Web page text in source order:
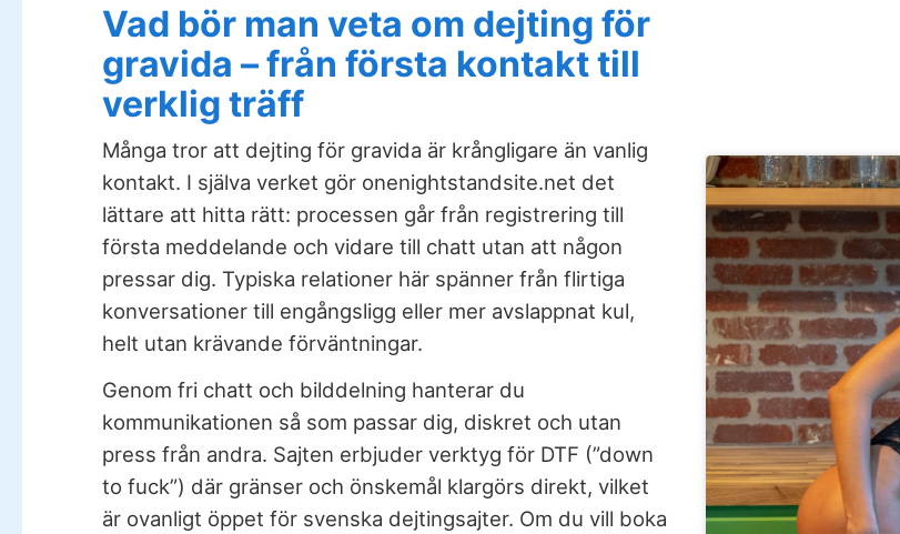
Vad bör man veta om dejting för
gravida – från första kontakt till
verklig träff
Många tror att dejting för gravida är krångligare än vanlig
kontakt. I själva verket gör onenightstandsite.net det
lättare att hitta rätt: processen går från registrering till
första meddelande och vidare till chatt utan att någon
pressar dig. Typiska relationer här spänner från flirtiga
konversationer till engångsligg eller mer avslappnat kul,
helt utan krävande förväntningar.
Genom fri chatt och bilddelning hanterar du
kommunikationen så som passar dig, diskret och utan
press från andra. Sajten erbjuder verktyg för DTF (”down
to fuck”) där gränser och önskemål klargörs direkt, vilket
är ovanligt öppet för svenska dejtingsajter. Om du vill boka